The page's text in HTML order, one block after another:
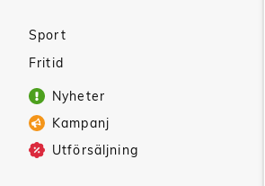
Sport
Fritid
Nyheter
Kampanj
Utförsäljning